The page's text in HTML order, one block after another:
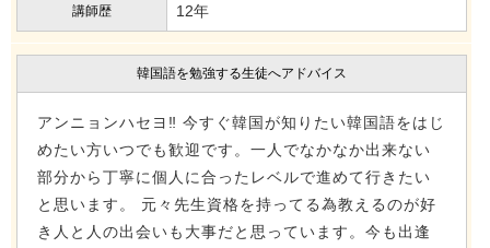
講師歴 12年
韓国語を勉強する生徒へアドバイス
アンニョンハセヨ‼️ 今すぐ韓国が知りたい韓国語をはじ
めたい方いつでも歓迎です。一人でなかなか出来ない
部分から丁寧に個人に合ったレベルで進めて行きたい
と思います。 元々先生資格を持ってる為教えるのが好
き人と人の出会いも大事だと思っています。今も出逢